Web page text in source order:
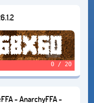
0 / 20
- AnarchyFFA -